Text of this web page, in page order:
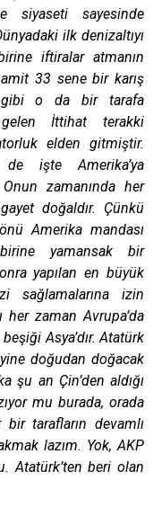
siyaseti sayesinde
ilk denizaltıyı
iftiralar atmanın
33 sene bir karış
gibi o da bir tarafa
gelen İttihat terakki
elden gitmiştir.
de işte Amerika’ya
zamanında her
doğaldır. Çünkü
Amerika mandası
yamansak bir
yapılan en büyük
sağlamalarına izin
zaman Avrupa’da
Asya’dır. Atatürk
doğudan doğacak
şu an Çin’den aldığı
mu burada, orada
bir tarafların devamlı
lazım. Yok, AKP
Atatürk’ten beri olan